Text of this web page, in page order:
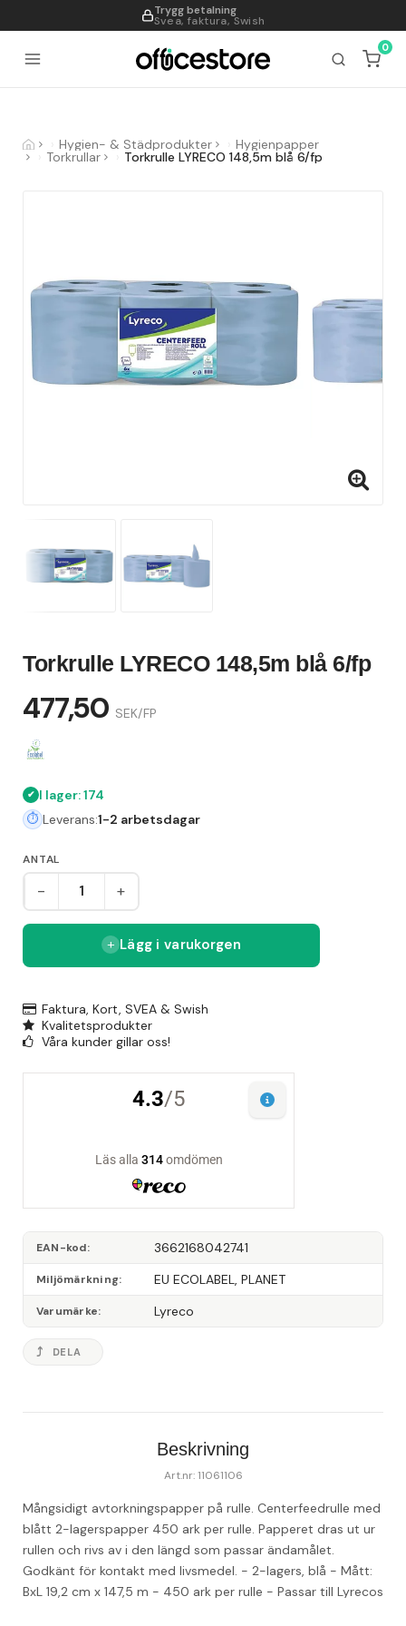
Trygg betalning
Svea, faktura, Swish
995
0
Hygien- & Städprodukter Hygienpapper
Torkrullar Torkrulle LYRECO 148,5m blå 6/fp
Torkrulle LYRECO 148,5m blå 6/fp
477,50 SEK/FP
I lager: 174
Leverans:1-2 arbetsdagar
ANTAL
- +
Lägg i varukorgen
Faktura, Kort, SVEA & Swish
Kvalitetsprodukter
Våra kunder gillar oss!
EAN-kod 3662168042741
Miljömärkning EU ECOLABEL, PLANET
Varumärke Lyreco
DELA
Beskrivning
Art.nr: 11061106
Mångsidigt avtorkningspapper på rulle. Centerfeedrulle med
blått 2-lagerspapper 450 ark per rulle. Papperet dras ut ur
rullen och rivs av i den längd som passar ändamålet.
Godkänt för kontakt med livsmedel. - 2-lagers, blå - Mått:
BxL 19,2 cm x 147,5 m - 450 ark per rulle - Passar till Lyrecos